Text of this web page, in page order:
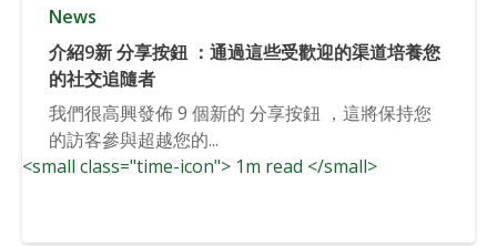
News
介紹9新 分享按鈕 ：通過這些受歡迎的渠道培養您
的社交追隨者
我們很高興發佈 9 個新的 分享按鈕 ，這將保持您
的訪客參與超越您的...
<small class="time-icon"> 1m read </small>